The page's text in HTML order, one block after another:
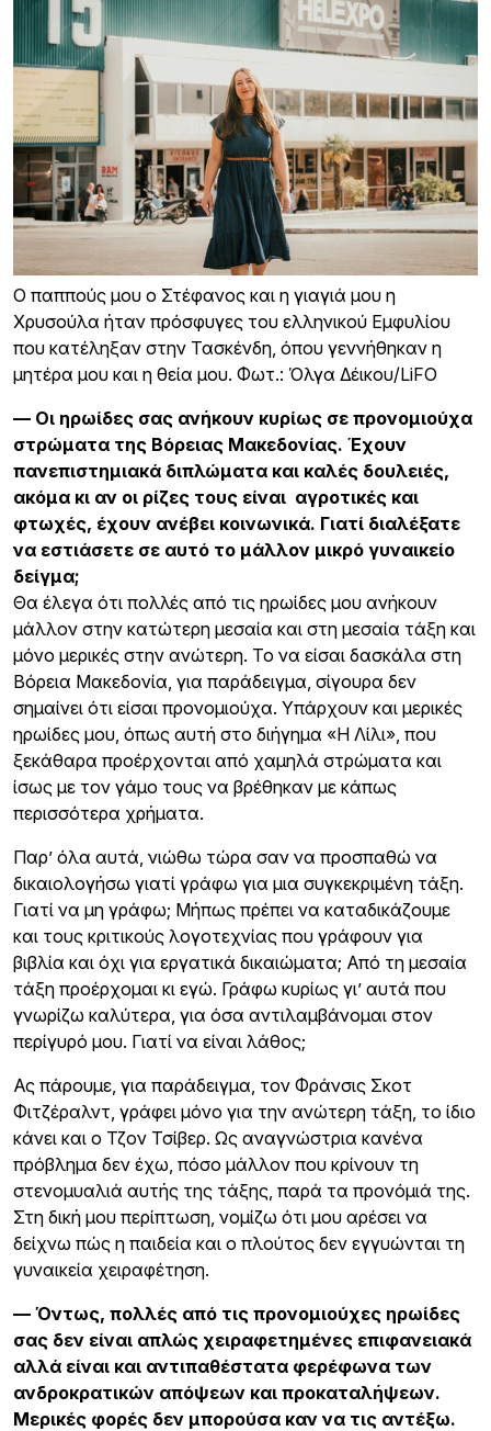
O παππούς μου ο Στέφανος και η γιαγιά μου η
Χρυσούλα ήταν πρόσφυγες του ελληνικού Eμφυλίου
που κατέληξαν στην Τασκένδη, όπου γεννήθηκαν η
μητέρα μου και η θεία μου. Φωτ.: Όλγα Δέικου/LiFO
— Οι ηρωίδες σας ανήκουν κυρίως σε προνομιούχα
στρώματα της Βόρειας Μακεδονίας. Έχουν
πανεπιστημιακά διπλώματα και καλές δουλειές,
ακόμα κι αν οι ρίζες τους είναι αγροτικές και
φτωχές, έχουν ανέβει κοινωνικά. Γιατί διαλέξατε
να εστιάσετε σε αυτό το μάλλον μικρό γυναικείο
δείγμα;
Θα έλεγα ότι πολλές από τις ηρωίδες μου ανήκουν
μάλλον στην κατώτερη μεσαία και στη μεσαία τάξη και
μόνο μερικές στην ανώτερη. Το να είσαι δασκάλα στη
Βόρεια Μακεδονία, για παράδειγμα, σίγουρα δεν
σημαίνει ότι είσαι προνομιούχα. Υπάρχουν και μερικές
ηρωίδες μου, όπως αυτή στο διήγημα «Η Λίλι», που
ξεκάθαρα προέρχονται από χαμηλά στρώματα και
ίσως με τον γάμο τους να βρέθηκαν με κάπως
περισσότερα χρήματα.
Παρ’ όλα αυτά, νιώθω τώρα σαν να προσπαθώ να
δικαιολογήσω γιατί γράφω για μια συγκεκριμένη τάξη.
Γιατί να μη γράφω; Μήπως πρέπει να καταδικάζουμε
και τους κριτικούς λογοτεχνίας που γράφουν για
βιβλία και όχι για εργατικά δικαιώματα; Από τη μεσαία
τάξη προέρχομαι κι εγώ. Γράφω κυρίως γι’ αυτά που
γνωρίζω καλύτερα, για όσα αντιλαμβάνομαι στον
περίγυρό μου. Γιατί να είναι λάθος;
Ας πάρουμε, για παράδειγμα, τον Φράνσις Σκοτ
Φιτζέραλντ, γράφει μόνο για την ανώτερη τάξη, το ίδιο
κάνει και ο Τζον Τσίβερ. Ως αναγνώστρια κανένα
πρόβλημα δεν έχω, πόσο μάλλον που κρίνουν τη
στενομυαλιά αυτής της τάξης, παρά τα προνόμιά της.
Στη δική μου περίπτωση, νομίζω ότι μου αρέσει να
δείχνω πώς η παιδεία και ο πλούτος δεν εγγυώνται τη
γυναικεία χειραφέτηση.
— Όντως, πολλές από τις προνομιούχες ηρωίδες
σας δεν είναι απλώς χειραφετημένες επιφανειακά
αλλά είναι και αντιπαθέστατα φερέφωνα των
ανδροκρατικών απόψεων και προκαταλήψεων.
Μερικές φορές δεν μπορούσα καν να τις αντέξω.